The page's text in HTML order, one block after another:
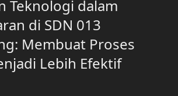
Teknologi dalam
di SDN 013
Membuat Proses
Lebih Efektif